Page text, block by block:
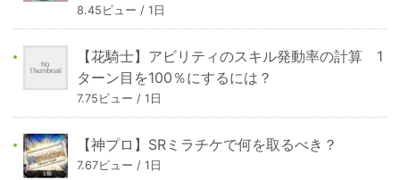
8.45ビュー / 1日
【花騎士】アビリティのスキル発動率の計算 1
ターン目を100％にするには？
7.75ビュー / 1日
【神プロ】SRミラチケで何を取るべき？
7.67ビュー / 1日